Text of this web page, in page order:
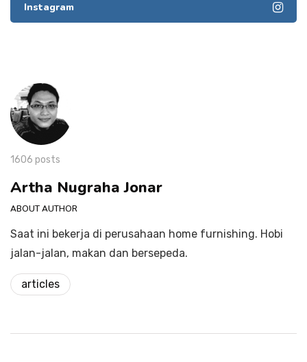
Instagram
1606 posts
Artha Nugraha Jonar
ABOUT AUTHOR
Saat ini bekerja di perusahaan home furnishing. Hobi
jalan-jalan, makan dan bersepeda.
articles